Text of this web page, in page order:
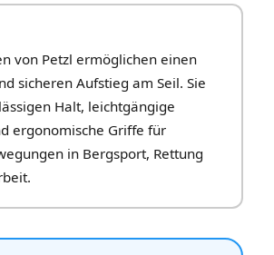
von Petzl ermöglichen einen
sicheren Aufstieg am Seil. Sie
Halt, leichtgängige
ergonomische Griffe für
in Bergsport, Rettung